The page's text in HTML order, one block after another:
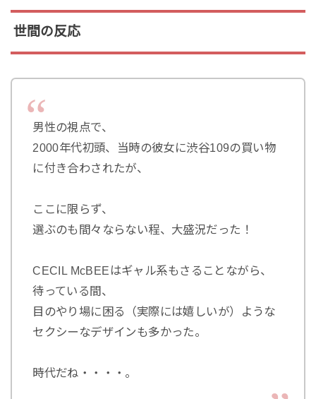
世間の反応
男性の視点で、
2000年代初頭、当時の彼女に渋谷109の買い物
に付き合わされたが、
ここに限らず、
選ぶのも間々ならない程、大盛況だった！
CECIL McBEEはギャル系もさることながら、
待っている間、
目のやり場に困る（実際には嬉しいが）ような
セクシーなデザインも多かった。
時代だね・・・・。